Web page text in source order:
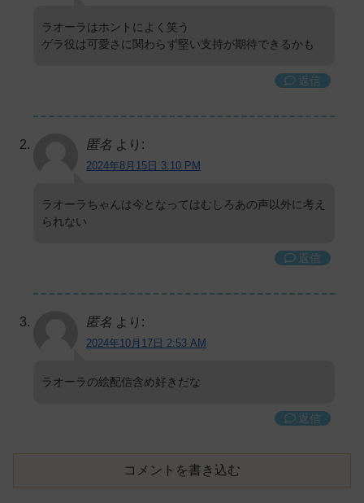
ラオーラはホントによく笑う
ゲラ役は可愛さに関わらず堅い支持が期待できるかも
返信
匿名 より:
2024年8月15日 3:10 PM
ラオーラちゃんは今となってはむしろあの声以外に考え
られない
返信
匿名 より:
2024年10月17日 2:53 AM
ラオーラの絵配信含め好きだな
返信
コメントを書き込む